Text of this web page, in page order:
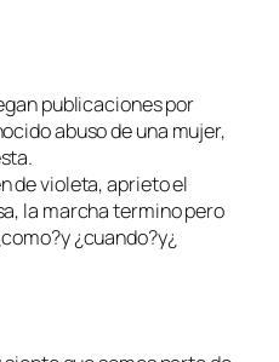
publicaciones por
abuso de una mujer,
de violeta, aprieto el
la marcha termino pero
¿cuando?y¿